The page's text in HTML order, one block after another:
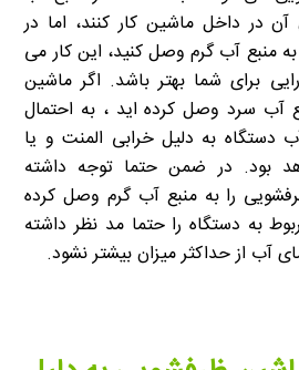
در داخل ماشین کار کنند، اما در
منبع آب گرم وصل کنید، این کار می
برای شما بهتر باشد. اگر ماشین
آب سرد وصل کرده اید ، به احتمال
دستگاه به دلیل خرابی المنت و یا
بود. در ضمن حتما توجه داشته
را به منبع آب گرم وصل کرده
به دستگاه را حتما مد نظر داشته
آب از حداکثر میزان بیشتر نشود.